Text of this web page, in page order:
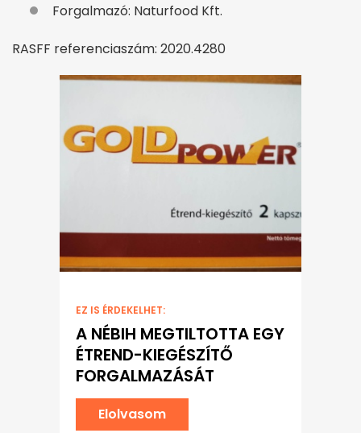
Forgalmazó: Naturfood Kft.
RASFF referenciaszám: 2020.4280
EZ IS ÉRDEKELHET:
A NÉBIH MEGTILTOTTA EGY
ÉTREND-KIEGÉSZÍTŐ
FORGALMAZÁSÁT
Elolvasom